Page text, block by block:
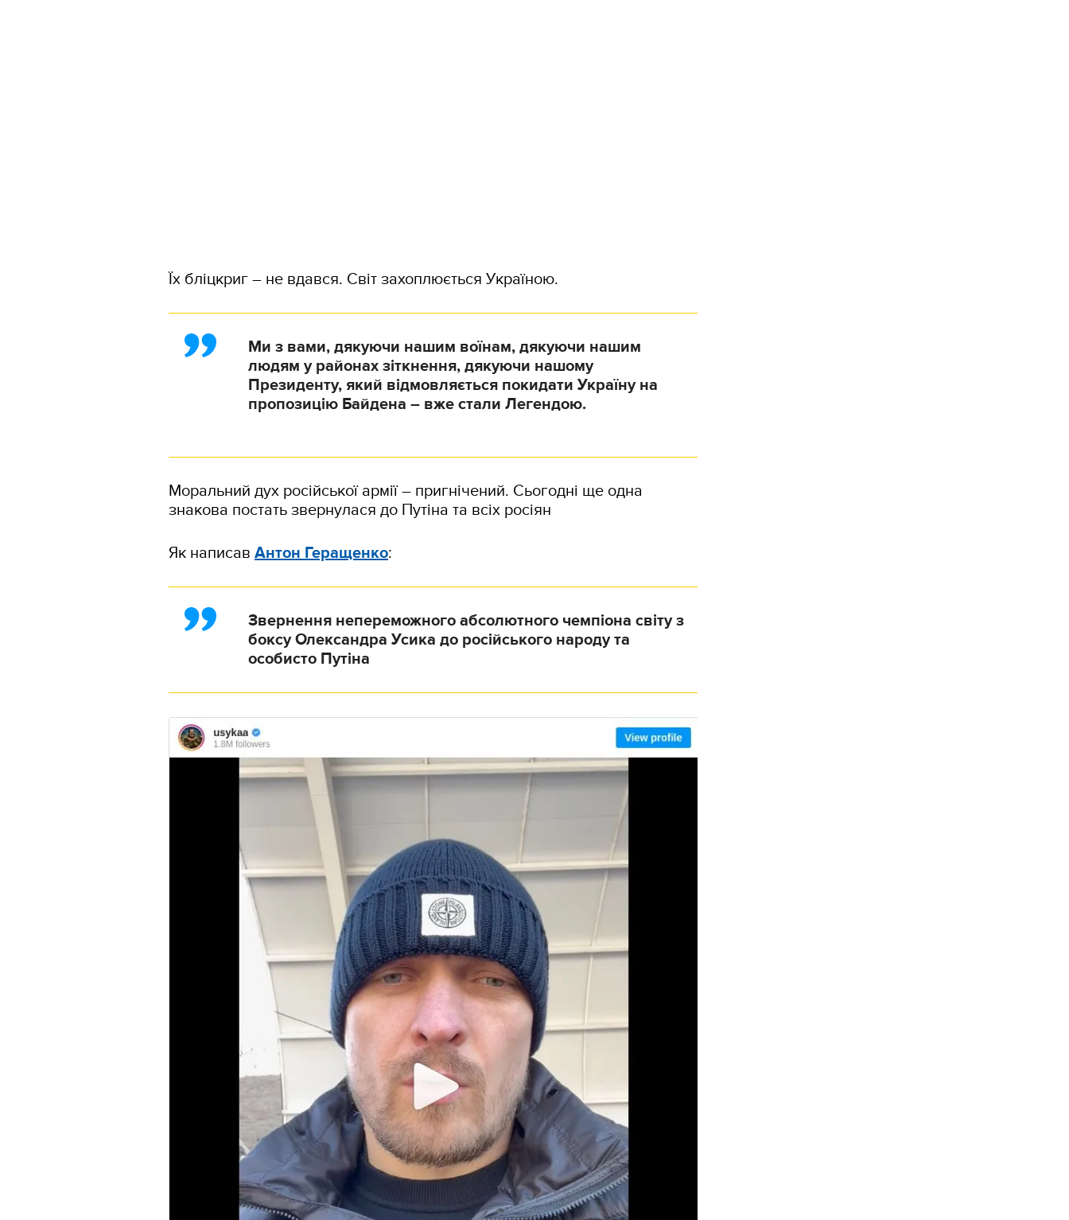
Їх бліцкриг – не вдався. Світ захоплюється Україною.
Ми з вами, дякуючи нашим воїнам, дякуючи нашим
людям у районах зіткнення, дякуючи нашому
Президенту, який відмовляється покидати Україну на
пропозицію Байдена – вже стали Легендою.
Моральний дух російської армії – пригнічений. Сьогодні ще одна
знакова постать звернулася до Путіна та всіх росіян
Як написав Антон Геращенко:
Звернення непереможного абсолютного чемпіона світу з
боксу Олександра Усика до російського народу та
особисто Путіна